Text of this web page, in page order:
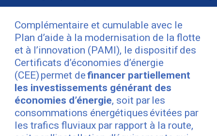
Complémentaire et cumulable avec le
Plan d’aide à la modernisation de la flotte
et à l’innovation (PAMI), le dispositif des
Certificats d’économies d’énergie
(CEE) permet definancer partiellement
les investissements générant des
économies d’énergie, soit par les
consommations énergétiques évitées par
les trafics fluviaux par rapport à la route,